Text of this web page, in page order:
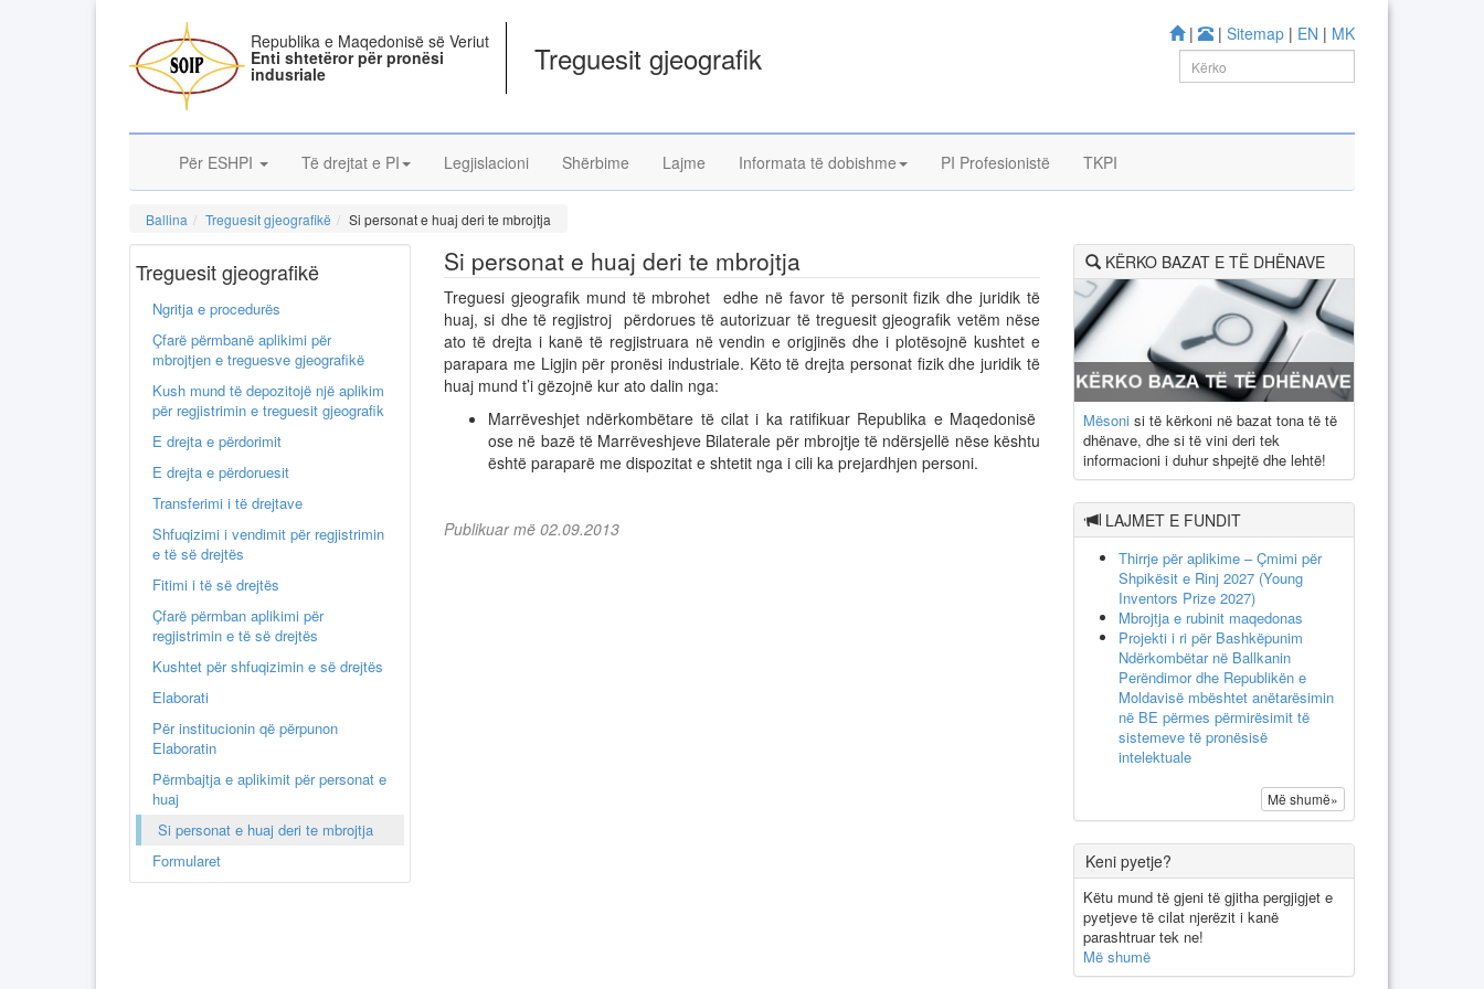
| | Sitemap | EN | MK
Republika e Maqedonisë së Veriut
Enti shtetëror për pronësi
indusriale Treguesit gjeografik
Për ESHPI Të drejtat e PI Legjislacioni Shërbime Lajme Informata të dobishme PI Profesionistë TKPI
Ballina Treguesit gjeografikë Si personat e huaj deri te mbrojtja
Treguesit gjeografikë
Ngritja e procedurës
Çfarë përmbanë aplikimi për
mbrojtjen e treguesve gjeografikë
Kush mund të depozitojë një aplikim
për regjistrimin e treguesit gjeografik
E drejta e përdorimit
E drejta e përdoruesit
Transferimi i të drejtave
Shfuqizimi i vendimit për regjistrimin
e të së drejtës
Fitimi i të së drejtës
Çfarë përmban aplikimi për
regjistrimin e të së drejtës
Kushtet për shfuqizimin e së drejtës
Elaborati
Për institucionin që përpunon
Elaboratin
Përmbajtja e aplikimit për personat e
huaj
Si personat e huaj deri te mbrojtja
Formularet
Si personat e huaj deri te mbrojtja
Treguesi gjeografik mund të mbrohet edhe në favor të personit fizik dhe juridik të
huaj, si dhe të regjistroj përdorues të autorizuar të treguesit gjeografik vetëm nëse
ato të drejta i kanë të regjistruara në vendin e origjinës dhe i plotësojnë kushtet e
parapara me Ligjin për pronësi industriale. Këto të drejta personat fizik dhe juridik të
huaj mund t’i gëzojnë kur ato dalin nga:
Marrëveshjet ndërkombëtare të cilat i ka ratifikuar Republika e Maqedonisë
ose në bazë të Marrëveshjeve Bilaterale për mbrojtje të ndërsjellë nëse kështu
është paraparë me dispozitat e shtetit nga i cili ka prejardhjen personi.
Publikuar më 02.09.2013
KËRKO BAZAT E TË DHËNAVE
Mësoni si të kërkoni në bazat tona të të
dhënave, dhe si të vini deri tek
informacioni i duhur shpejtë dhe lehtë!
LAJMET E FUNDIT
Thirrje për aplikime – Çmimi për
Shpikësit e Rinj 2027 (Young
Inventors Prize 2027)
Mbrojtja e rubinit maqedonas
Projekti i ri për Bashkëpunim
Ndërkombëtar në Ballkanin
Perëndimor dhe Republikën e
Moldavisë mbështet anëtarësimin
në BE përmes përmirësimit të
sistemeve të pronësisë
intelektuale
Më shumë»
Keni pyetje?
Këtu mund të gjeni të gjitha pergjigjet e
pyetjeve të cilat njerëzit i kanë
parashtruar tek ne!
Më shumë